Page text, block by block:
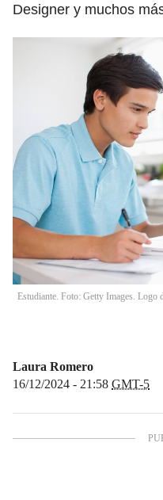
Designer y muchos
Estudiante. Foto: Getty Images.
Laura Romero
16/12/2024 - 21:58 GMT-5